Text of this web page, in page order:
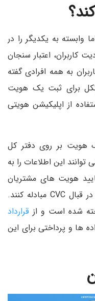
به یکدیگر را در
اعتبار سنجان
به همه افرادی گفته
برای ثبت یک هویت
از اپلیکیشن هویتی
هویت بر روی دفتر کل
این اطلاعات را به
هویت های مشتریان
خود دارند، بفروشند و این داده ها را در قبال CVC مبادله کنند.
شده است و از قرارداد
ها و پرداختی برای این